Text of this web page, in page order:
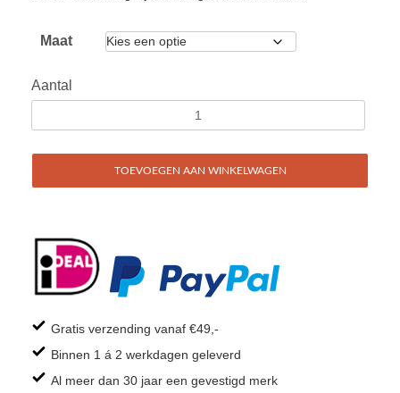
Maat
Aantal
TOEVOEGEN AAN WINKELWAGEN
Gratis verzending vanaf €49,-
Binnen 1 á 2 werkdagen geleverd
Al meer dan 30 jaar een gevestigd merk